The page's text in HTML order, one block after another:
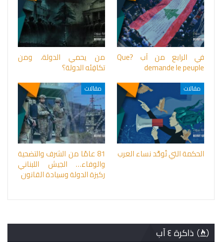
في الرابع من آب ?Que
demande le peuple
من يحمي الدولة، ومن
تكافِئه الدولة؟
مقالات
الحكمة التي تُوحِّد نساء العرب
مقالات
81 عامًا من الشرف والتضحية
والوفاء… الجيش اللبناني
ركيزة الدولة وسيادة القانون
ذاكرة ٤ آب